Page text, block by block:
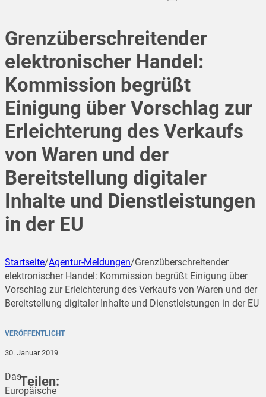
Grenzüberschreitender
elektronischer Handel:
Kommission begrüßt
Einigung über Vorschlag zur
Erleichterung des Verkaufs
von Waren und der
Bereitstellung digitaler
Inhalte und Dienstleistungen
in der EU
Startseite/Agentur-Meldungen/Grenzüberschreitender
elektronischer Handel: Kommission begrüßt Einigung über
Vorschlag zur Erleichterung des Verkaufs von Waren und der
Bereitstellung digitaler Inhalte und Dienstleistungen in der EU
VERÖFFENTLICHT
30. Januar 2019
Das
Europäische
Teilen: